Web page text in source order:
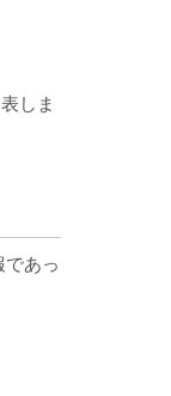
しま
あっ